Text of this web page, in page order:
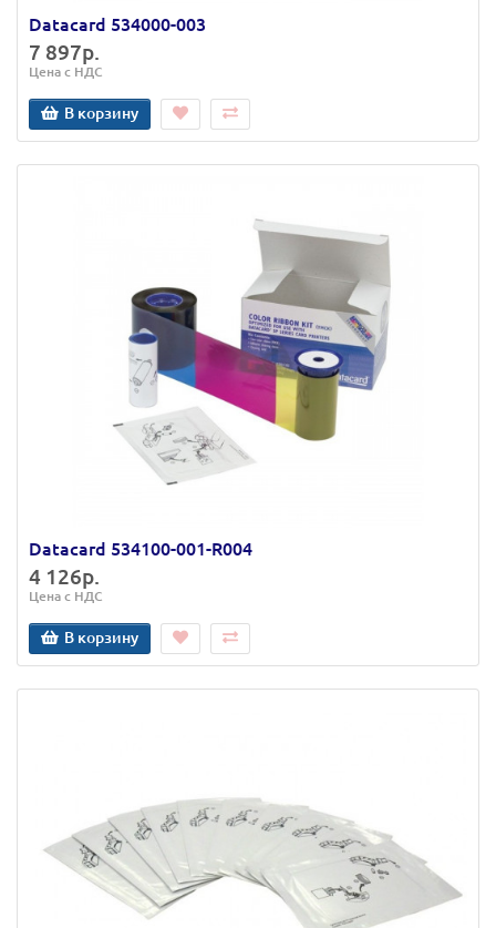
Datacard 534000-003
7 897р.
Цена с НДС
В корзину
Datacard 534100-001-R004
4 126р.
Цена с НДС
В корзину